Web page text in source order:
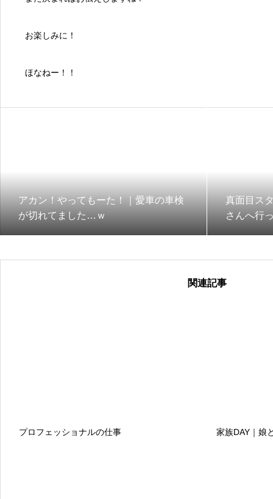
お楽しみに！
ほなねー！！
アカン！やってもーた！｜愛車の車検
が切れてました…ｗ
真面目ス
さんへ行
関連記事
プロフェッショナルの仕事 家族DAY｜娘